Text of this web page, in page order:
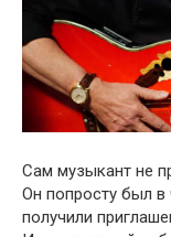
Сам музыкант не
Он попросту был в
получили